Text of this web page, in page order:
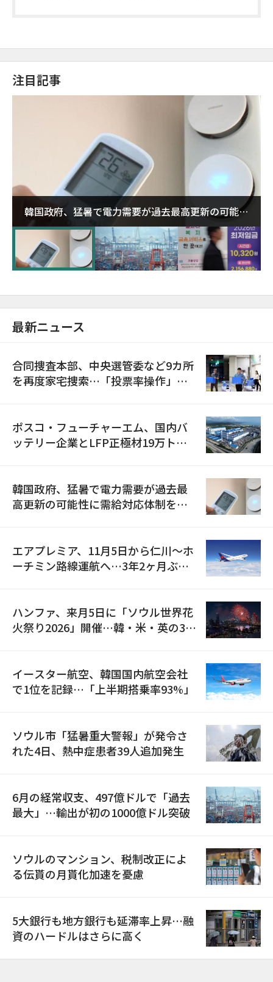
注目記事
韓国政府、猛暑で電力需要が過去最高更新の可能性
に需給対応体制を点検
最新ニュース
合同捜査本部、中央選管委など9カ所
を再度家宅捜索…「投票率操作」の
ポスコ・フューチャーエム、国内バ
ッテリー企業とLFP正極材19万トン
韓国政府、猛暑で電力需要が過去最
高更新の可能性に需給対応体制を点
エアプレミア、11月5日から仁川〜ホ
ーチミン路線運航へ…3年2ヶ月ぶり
ハンファ、来月5日に「ソウル世界花
火祭り2026」開催…韓・米・英の3カ
イースター航空、韓国国内航空会社
で1位を記録…「上半期搭乗率93%」
ソウル市「猛暑重大警報」が発令さ
れた4日、熱中症患者39人追加発生
6月の経常収支、497億ドルで「過去
最大」…輸出が初の1000億ドル突破
ソウルのマンション、税制改正によ
る伝貰の月貰化加速を憂慮
5大銀行も地方銀行も延滞率上昇…融
資のハードルはさらに高く